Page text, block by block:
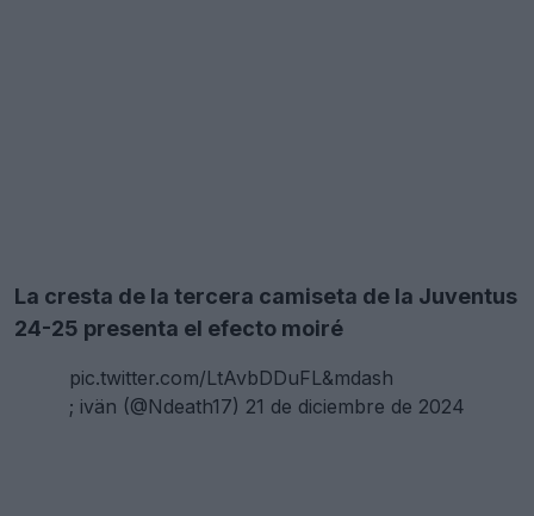
La cresta de la tercera camiseta de la Juventus
24-25 presenta el efecto moiré
pic.twitter.com/LtAvbDDuFL&mdash
; ivän (@Ndeath17) 21 de diciembre de 2024